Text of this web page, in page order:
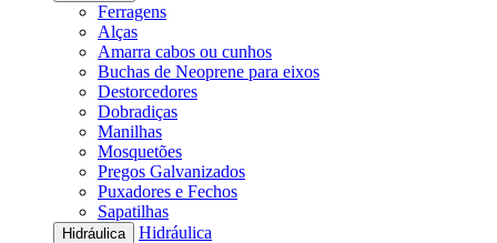
Ferragens
Alças
Amarra cabos ou cunhos
Buchas de Neoprene para eixos
Destorcedores
Dobradiças
Manilhas
Mosquetões
Pregos Galvanizados
Puxadores e Fechos
Sapatilhas
Hidráulica
Hidráulica